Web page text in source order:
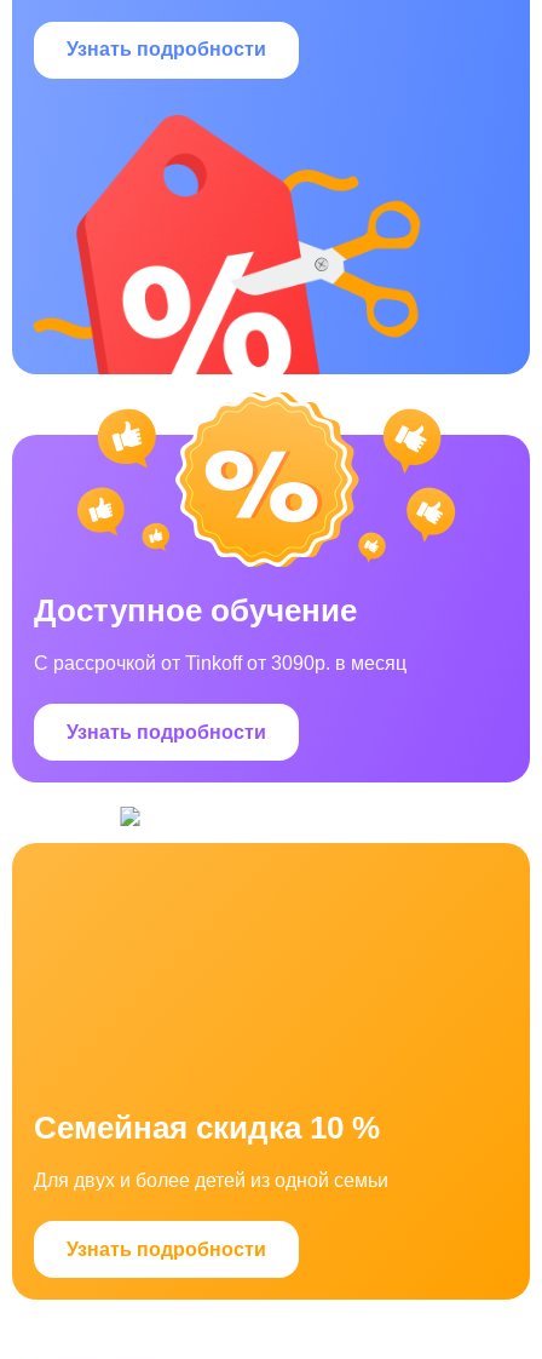
Узнать подробности
Доступное обучение
С рассрочкой от Tinkoff от 3090р. в месяц
Узнать подробности
Семейная скидка 10 %
Для двух и более детей из одной семьи
Узнать подробности